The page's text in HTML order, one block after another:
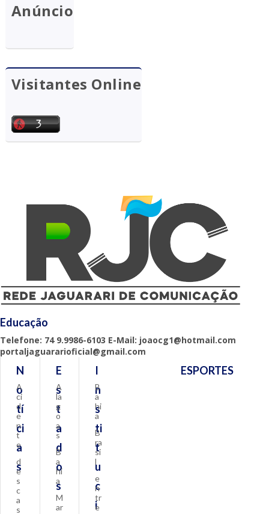
Anúncio
Visitantes Online
Educação
Telefone: 74 9.9986-6103 E-Mail: joaocg1@hotmail.com
portaljaguararioficial@gmail.com
N
o
tí
ci
a
s
A
ci
d
e
n
t
e
d
e
s
c
a
s
E
s
t
a
d
o
s
A
la
g
o
a
s
B
a
hi
a
M
ar
I
n
s
ti
t
u
c
i
B
a
hi
a
B
ra
si
l
e
n
tr
e
ESPORTES